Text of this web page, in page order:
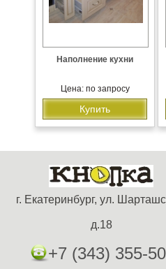
Наполнение кухни
Цена: по запросу
Купить
г. Екатеринбург, ул.
д.18
+7 (343) 355-